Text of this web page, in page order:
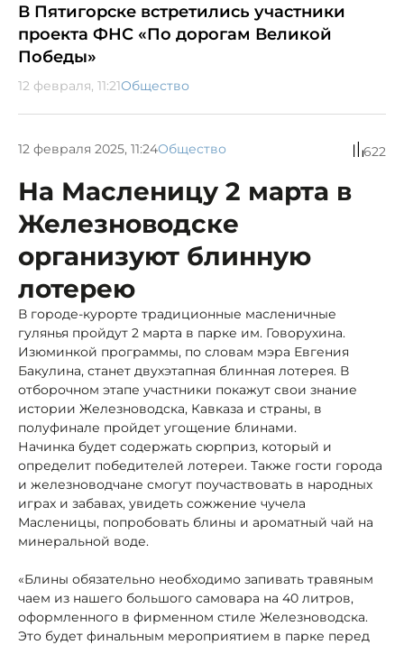
В Пятигорске встретились участники
проекта ФНС «По дорогам Великой
Победы»
12 февраля, 11:21Общество
12 февраля 2025, 11:24Общество 622
На Масленицу 2 марта в
Железноводске
организуют блинную
лотерею
В городе-курорте традиционные масленичные
гулянья пройдут 2 марта в парке им. Говорухина.
Изюминкой программы, по словам мэра Евгения
Бакулина, станет двухэтапная блинная лотерея. В
отборочном этапе участники покажут свои знание
истории Железноводска, Кавказа и страны, в
полуфинале пройдет угощение блинами.
Начинка будет содержать сюрприз, который и
определит победителей лотереи. Также гости города
и железноводчане смогут поучаствовать в народных
играх и забавах, увидеть сожжение чучела
Масленицы, попробовать блины и ароматный чай на
минеральной воде.
«Блины обязательно необходимо запивать травяным
чаем из нашего большого самовара на 40 литров,
оформленного в фирменном стиле Железноводска.
Это будет финальным мероприятием в парке перед